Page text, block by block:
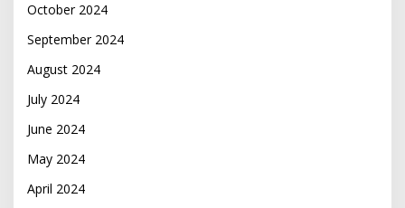
October 2024
September 2024
August 2024
July 2024
June 2024
May 2024
April 2024